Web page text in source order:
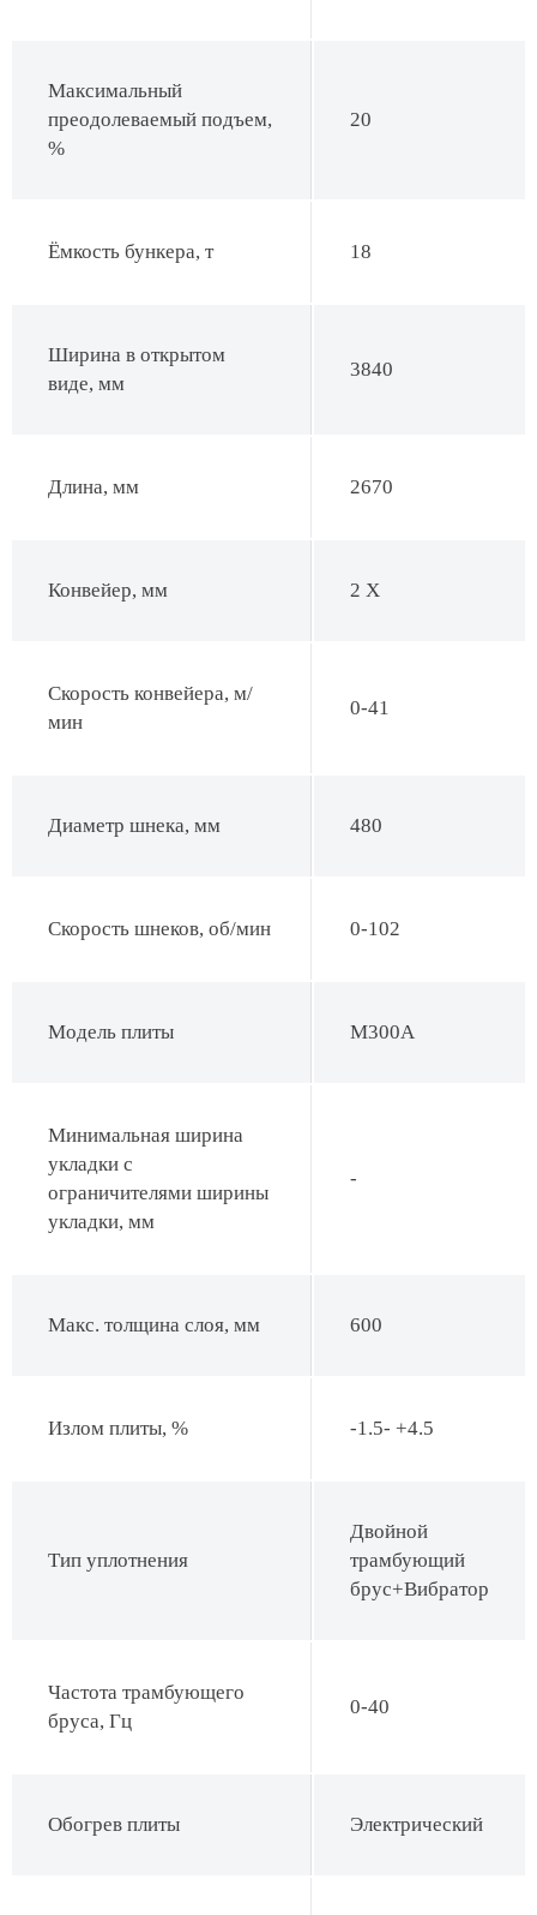
Максимальный
преодолеваемый подъем,
%
20
Ёмкость бункера, т 18
Ширина в открытом
виде, мм
3840
Длина, мм 2670
Конвейер, мм 2 X
Скорость конвейера, м/
мин
0-41
Диаметр шнека, мм 480
Скорость шнеков, об/мин 0-102
Модель плиты M300A
Минимальная ширина
укладки с
ограничителями ширины
укладки, мм
-
Макс. толщина слоя, мм 600
Излом плиты, % -1.5- +4.5
Тип уплотнения
Двойной
трамбующий
брус+Вибратор
Частота трамбующего
бруса, Гц
0-40
Обогрев плиты Электрический